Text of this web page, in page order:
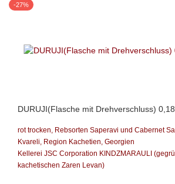
-27%
DURUJI(Flasche mit Drehverschluss)
rot trocken, Rebsorten Saperavi und Cabernet
Kvareli, Region Kachetien, Georgien
Kellerei JSC Corporation KINDZMARAULI
kachetischen Zaren Levan)